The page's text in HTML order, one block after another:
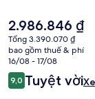
cao nhân viên nhiệt
Giá
hiện
tại
là
2.986.846 ₫
2.986.846 ₫
Tổng 3.390.070 ₫
bao gồm thuế & phí
16/08 - 17/08
Nhận
xét
9,09,0 trên 10,
Tuyệt vời